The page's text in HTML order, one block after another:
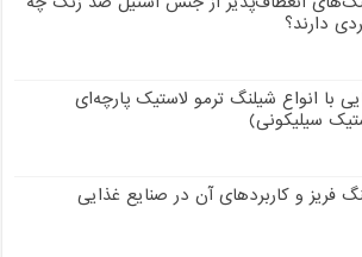
دارند؟
با انواع شیلنگ ترمو لاستیک پارچه‌ای
سیلیکونی)
فریز و کاربردهای آن در صنایع غذایی